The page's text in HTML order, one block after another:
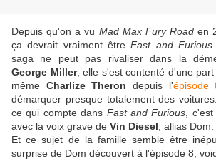
Depuis qu'on a vu Mad Max Fury Road en
ça devrait vraiment êtreFast and Furious
saga ne peut pas rivaliser dans la
George Miller, elle s'est contenté d'une
même Charlize Theron depuis l'épisode
démarquer presque totalement des
ce qui compte dans Fast and Furious ,
avec la voix grave de Vin Diesel , allias Dom.
Et ce sujet de la famille semble être
surprise de Dom découvert à l'épisode 8,